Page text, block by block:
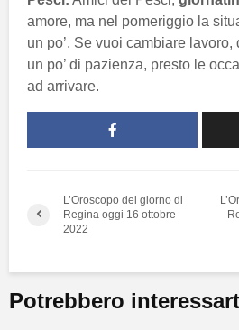
amore, ma nel pomeriggio la
un po’. Se vuoi cambiare
un po’ di pazienza, presto le
ad arrivare.
L’Oroscopo del giorno di
Regina oggi 16 ottobre
2022
Potrebbero